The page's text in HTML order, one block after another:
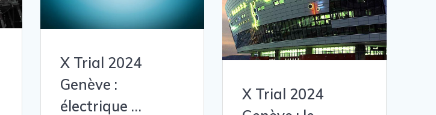
X Trial 2024
Genève :
électrique …
X Trial 2024